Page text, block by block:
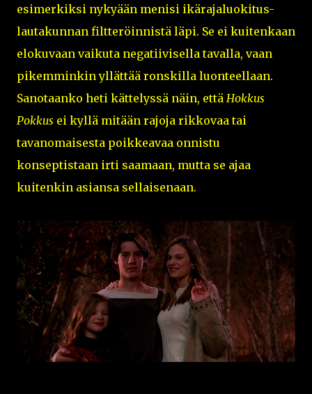
esimerkiksi nykyään menisi ikärajaluokitus-
lautakunnan filtteröinnistä läpi. Se ei kuitenkaan
elokuvaan vaikuta negatiivisella tavalla, vaan
pikemminkin yllättää ronskilla luonteellaan.
Sanotaanko heti kättelyssä näin, että Hokkus
Pokkus ei kyllä mitään rajoja rikkovaa tai
tavanomaisesta poikkeavaa onnistu
konseptistaan irti saamaan, mutta se ajaa
kuitenkin asiansa sellaisenaan.